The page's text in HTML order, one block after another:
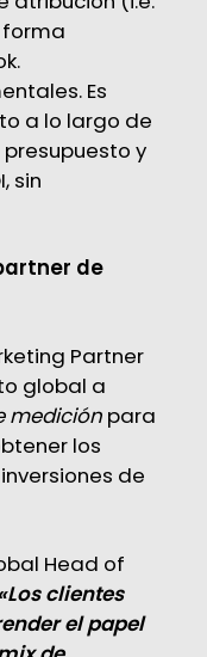
Es
a lo largo de
y
sin
de
Partner
global a
mediciónpara
los
de
Head of
«Los clientes
el papel